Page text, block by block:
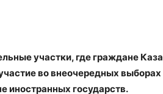
участки, где граждане
во внеочередных
иностранных государств.